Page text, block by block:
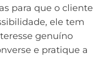
para que o cliente
ele tem
genuíno
e pratique a